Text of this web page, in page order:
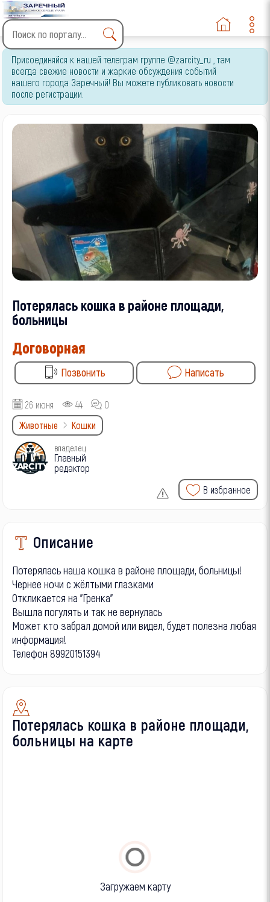
Type 2 or more characters
for results.
Присоединяйся к нашей телеграм группе @zarcity_ru , там
всегда свежие новости и жаркие обсуждения событий
нашего города Заречный! Вы можете публиковать новости
после регистрации.
Потерялась кошка в районе площади,
больницы
Договорная
Позвонить Написать
26 июня 44
0
Животные
Кошки
владелец
Главный
редактор
В избранное
Описание
Потерялась наша кошка в районе площади, больницы!
Чернее ночи с жёлтыми глазками
Откликается на "Гренка"
Вышла погулять и так не вернулась
Может кто забрал домой или видел, будет полезна любая
информация!
Телефон 89920151394
Потерялась кошка в районе площади,
больницы на карте
Загружаем карту